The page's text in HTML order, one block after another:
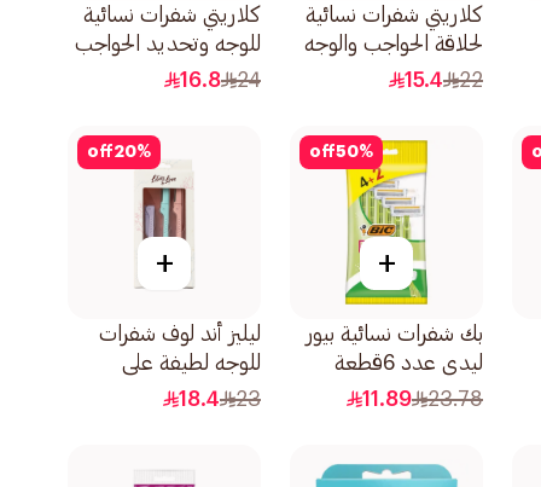
كلاريتي شفرات نسائية
لحلاقة الحواجب والوجه
1حزمة
22
15.4
كلاريتي شفرات نسائية
للوجه وتحديد الحواجب
1صندوق
24
16.8
50%
off
+
بك شفرات نسائية بيور
ليدي عدد 6قطعة
23.78
11.89
20%
off
+
ليليز أند لوف شفرات
للوجه لطيفة على
البشرة قابلة للطي
23
18.4